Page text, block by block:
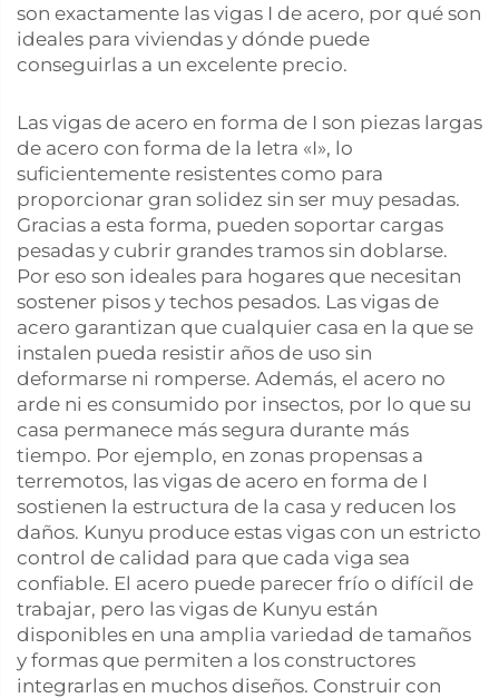
son exactamente las vigas I de acero, por qué son
ideales para viviendas y dónde puede
conseguirlas a un excelente precio.
Las vigas de acero en forma de I son piezas largas
de acero con forma de la letra «I», lo
suficientemente resistentes como para
proporcionar gran solidez sin ser muy pesadas.
Gracias a esta forma, pueden soportar cargas
pesadas y cubrir grandes tramos sin doblarse.
Por eso son ideales para hogares que necesitan
sostener pisos y techos pesados. Las vigas de
acero garantizan que cualquier casa en la que se
instalen pueda resistir años de uso sin
deformarse ni romperse. Además, el acero no
arde ni es consumido por insectos, por lo que su
casa permanece más segura durante más
tiempo. Por ejemplo, en zonas propensas a
terremotos, las vigas de acero en forma de I
sostienen la estructura de la casa y reducen los
daños. Kunyu produce estas vigas con un estricto
control de calidad para que cada viga sea
confiable. El acero puede parecer frío o difícil de
trabajar, pero las vigas de Kunyu están
disponibles en una amplia variedad de tamaños
y formas que permiten a los constructores
integrarlas en muchos diseños. Construir con